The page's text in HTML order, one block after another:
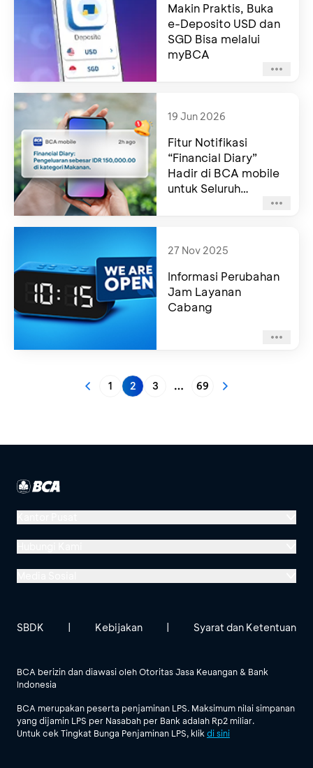
Makin Praktis, Buka
e-Deposito USD dan
SGD Bisa melalui
myBCA
19 Jun 2026
Fitur Notifikasi
“Financial Diary”
Hadir di BCA mobile
untuk Seluruh
27 Nov 2025
Informasi Perubahan
Jam Layanan
Cabang
1 2 3 More pages
69
Menara BCA, Grand Indonesia
Jl. MH Thamrin No. 1
Lihat Semua Media Sosial
BCA berizin dan diawasi oleh Otoritas Jasa Keuangan & Bank
Indonesia
BCA merupakan peserta penjaminan LPS. Maksimum nilai simpanan
yang dijamin LPS per Nasabah per Bank adalah Rp2 miliar.
Untuk cek Tingkat Bunga Penjaminan LPS, klik di sini
SBDK | Kebijakan | Syarat dan Ketentuan